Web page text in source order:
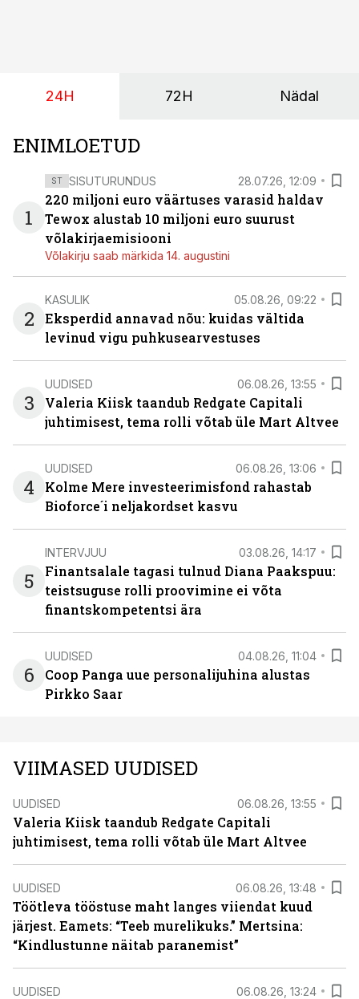
24H 72H Nädal
ENIMLOETUD
1
ST SISUTURUNDUS 28.07.26, 12:09
220 miljoni euro väärtuses varasid haldav
Tewox alustab 10 miljoni euro suurust
võlakirjaemisiooni
Võlakirju saab märkida 14. augustini
2
KASULIK 05.08.26, 09:22
Eksperdid annavad nõu: kuidas vältida
levinud vigu puhkusearvestuses
3
UUDISED 06.08.26, 13:55
Valeria Kiisk taandub Redgate Capitali
juhtimisest, tema rolli võtab üle Mart Altvee
4
UUDISED 06.08.26, 13:06
Kolme Mere investeerimisfond rahastab
Bioforce´i neljakordset kasvu
5
INTERVJUU 03.08.26, 14:17
Finantsalale tagasi tulnud Diana Paakspuu:
teistsuguse rolli proovimine ei võta
finantskompetentsi ära
6
UUDISED 04.08.26, 11:04
Coop Panga uue personalijuhina alustas
Pirkko Saar
VIIMASED UUDISED
UUDISED 06.08.26, 13:55
Valeria Kiisk taandub Redgate Capitali
juhtimisest, tema rolli võtab üle Mart Altvee
UUDISED 06.08.26, 13:48
Töötleva tööstuse maht langes viiendat kuud
järjest. Eamets: “Teeb murelikuks.” Mertsina:
“Kindlustunne näitab paranemist”
UUDISED 06.08.26, 13:24